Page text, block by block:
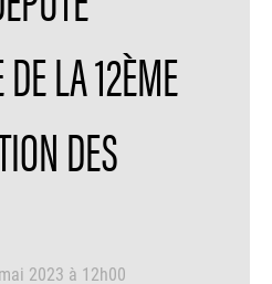
LA 12ÈME
DES
2023 à 12h00